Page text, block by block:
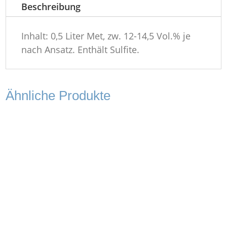
Beschreibung
Inhalt: 0,5 Liter Met, zw. 12-14,5 Vol.% je
nach Ansatz. Enthält Sulfite.
Ähnliche Produkte